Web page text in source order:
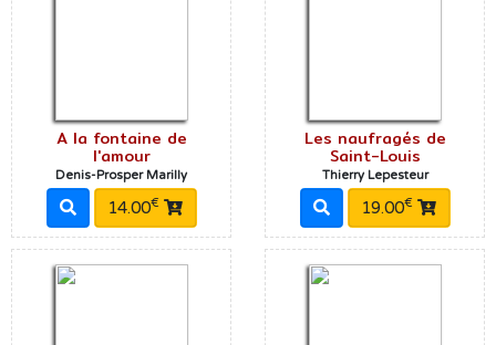
A la fontaine de
l'amour
Denis-Prosper Marilly
14.00€
Les naufragés de
Saint-Louis
Thierry Lepesteur
19.00€